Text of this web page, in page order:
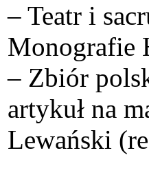
– Teatr i
Monografie
– Zbiór
artykuł na
Lewański